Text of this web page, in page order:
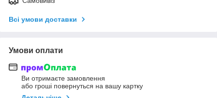
Всі умови доставки
Умови оплати
Ви отримаєте замовлення
або гроші повернуться на вашу картку